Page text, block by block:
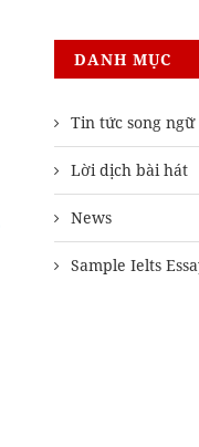
DANH MỤC
Tin tức song ngữ
Lời dịch bài hát
News
Sample Ielts